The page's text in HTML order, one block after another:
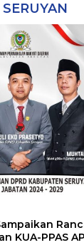
KUA-PPAS